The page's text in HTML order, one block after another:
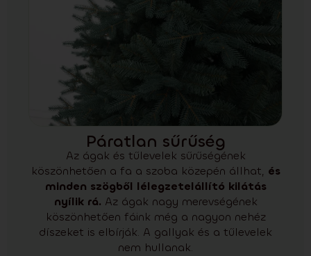
Páratlan sűrűség
Az ágak és tűlevelek sűrűségének
köszönhetően a fa a szoba közepén állhat, és
minden szögből lélegzetelállító kilátás
nyílik rá. Az ágak nagy merevségének
köszönhetően fáink még a nagyon nehéz
díszeket is elbírják. A gallyak és a tűlevelek
nem hullanak.